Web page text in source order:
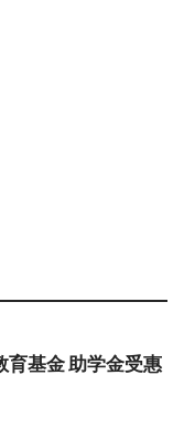
育基金 助学金受惠